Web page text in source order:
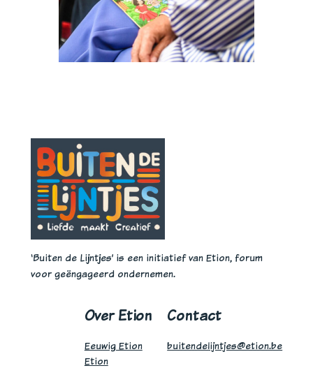
‘Buiten de Lijntjes’ is een initiatief van Etion, forum
voor geëngageerd ondernemen.
Over Etion
Eeuwig Etion
Etion
Contact
buitendelijntjes@etion.be